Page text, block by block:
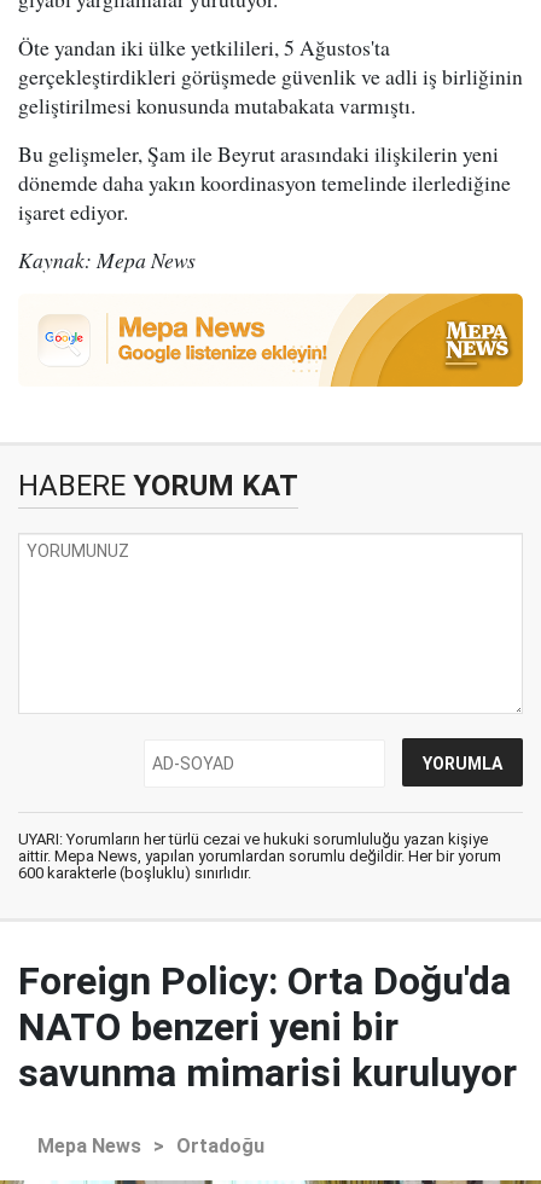
Öte yandan iki ülke yetkilileri, 5 Ağustos'ta
gerçekleştirdikleri görüşmede güvenlik ve adli iş birliğinin
geliştirilmesi konusunda mutabakata varmıştı.
Bu gelişmeler, Şam ile Beyrut arasındaki ilişkilerin yeni
dönemde daha yakın koordinasyon temelinde ilerlediğine
işaret ediyor.
Kaynak: Mepa News
HABERE YORUM KAT
UYARI: Yorumların her türlü cezai ve hukuki sorumluluğu yazan kişiye
aittir. Mepa News, yapılan yorumlardan sorumlu değildir. Her bir yorum
600 karakterle (boşluklu) sınırlıdır.
Foreign Policy: Orta Doğu'da
NATO benzeri yeni bir
savunma mimarisi kuruluyor
Mepa News > Ortadoğu